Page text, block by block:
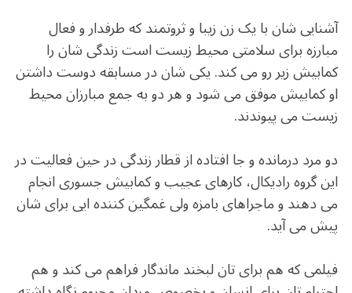
آشنایی شان با یک زن زیبا و ثروتمند که طرفدار و فعال
مبارزه برای سلامتی محیط زیست است زندگی شان را
کمابیش زیر رو می کند. یکی شان در مسابقه دوست داشتن
او کمابیش موفق می شود و هر دو به جمع مبارزان محیط
زیست می پیوندند.
دو مرد درمانده و جا افتاده از قطار زندگی در حین فعالیت در
این گروه رادیکال، کارهای عجیب و کمابیش جسوری انجام
می دهند و ماجراهای بامزه ولی غمگین کننده ایی برای شان
پیش می آید.
فیلمی که هم برای تان لبخند ماندگار فراهم می کند و هم